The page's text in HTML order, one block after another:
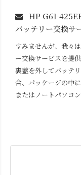
HP G61-
バッテリー交換サ
すみませんが、我々
ー交換サービスを提
裏蓋を外してバッテ
合、パッケージの中
またはノートパソコ